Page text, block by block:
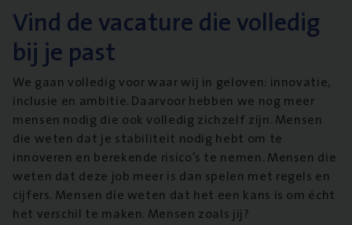
Vind de vacature die volledig
bij je past
We gaan volledig voor waar wij in geloven: innovatie,
inclusie en ambitie. Daarvoor hebben we nog meer
mensen nodig die ook volledig zichzelf zijn. Mensen
die weten dat je stabiliteit nodig hebt om te
innoveren en berekende risico’s te nemen. Mensen die
weten dat deze job meer is dan spelen met regels en
cijfers. Mensen die weten dat het een kans is om écht
het verschil te maken. Mensen zoals jij?